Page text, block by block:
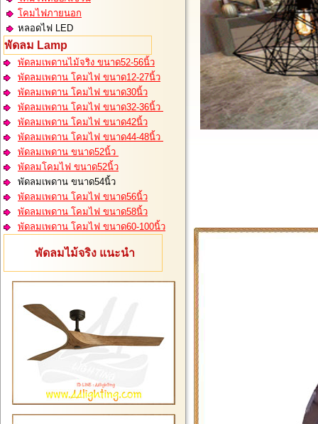
โคมไฟภายนอก
หลอดไฟ LED
พัดลม Lamp
พัดลมเพดานไม้จริง ขนาด52-56นิ้ว
พัดลมเพดาน โคมไฟ ขนาด12-27นิ้ว
พัดลมเพดาน โคมไฟ ขนาด30นิ้ว
พัดลมเพดาน โคมไฟ ขนาด32-36นิ้ว
พัดลมเพดาน โคมไฟ ขนาด42นิ้ว
พัดลมเพดาน โคมไฟ ขนาด44-48นิ้ว
พัดลมเพดาน ขนาด52นิ้ว
พัดลมโคมไฟ ขนาด52นิ้ว
พัดลมเพดาน ขนาด54นิ้ว
พัดลมเพดาน โคมไฟ ขนาด56นิ้ว
พัดลมเพดาน โคมไฟ ขนาด58นิ้ว
พัดลมเพดาน โคมไฟ ขนาด60-100นิ้ว
พัดลมไม้จริง แนะนำ